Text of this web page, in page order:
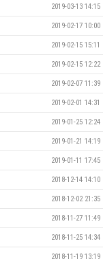
2019-03-13 14:15
2019-02-17 10:00
2019-02-15 15:11
2019-02-15 12:22
2019-02-07 11:39
2019-02-01 14:31
2019-01-25 12:24
2019-01-21 14:19
2019-01-11 17:45
2018-12-14 14:10
2018-12-02 21:35
2018-11-27 11:49
2018-11-25 14:34
2018-11-19 13:19